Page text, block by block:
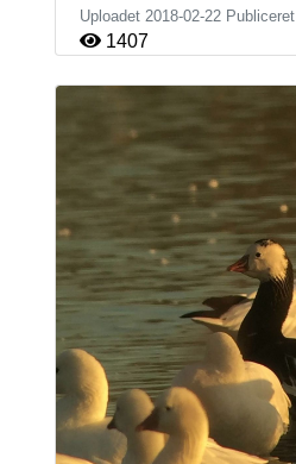
Uploadet 2018-02-22 Publiceret
1407